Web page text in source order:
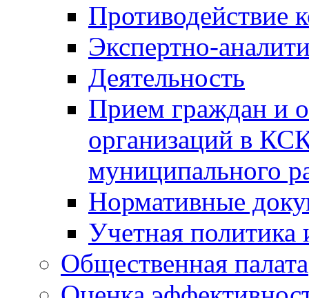
Противодействие
Экспертно-
Деятельность
Прием граждан и
организаций в
муниципального
Нормативные
Учетная политика
Общественная палата